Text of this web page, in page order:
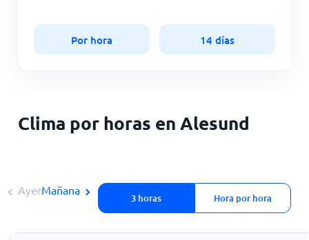
Por hora 14 días
Clima por horas en Alesund
Ayer
3 horas Hora por hora
Mañana